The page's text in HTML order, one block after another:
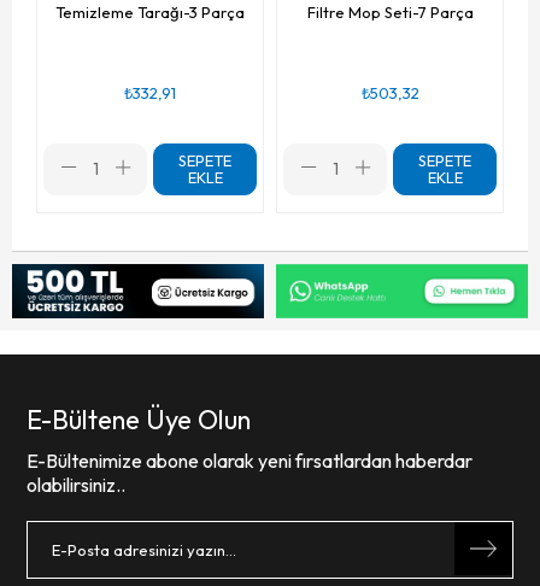
Temizleme Tarağı-3 Parça
₺332,91
SEPETE
EKLE
Filtre Mop Seti-7 Parça
₺503,32
SEPETE
EKLE
E-Bültene Üye Olun
E-Bültenimize abone olarak yeni fırsatlardan haberdar
olabilirsiniz..